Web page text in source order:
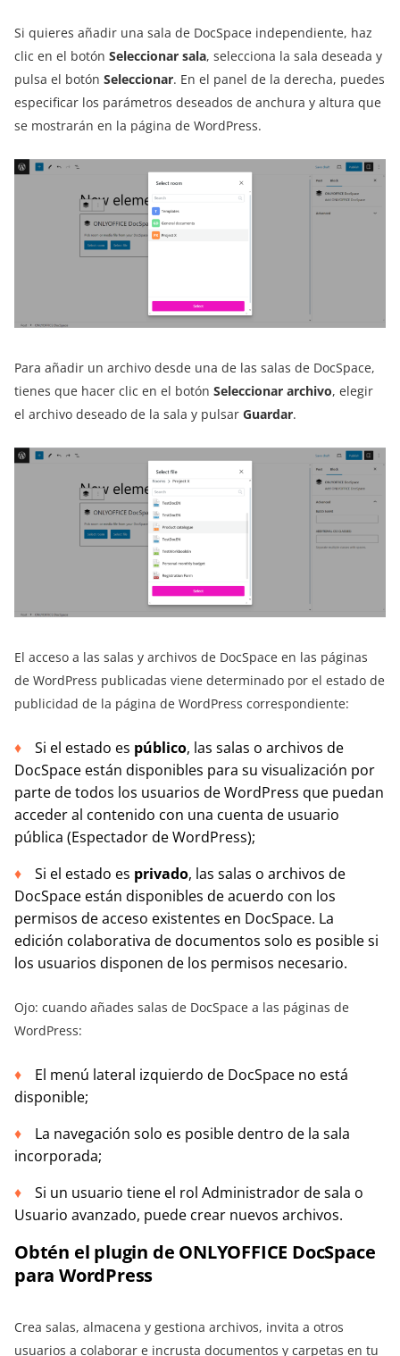
Si quieres añadir una sala de DocSpace independiente, haz
clic en el botón Seleccionar sala, selecciona la sala deseada y
pulsa el botón Seleccionar. En el panel de la derecha, puedes
especificar los parámetros deseados de anchura y altura que
se mostrarán en la página de WordPress.
Para añadir un archivo desde una de las salas de DocSpace,
tienes que hacer clic en el botón Seleccionar archivo, elegir
el archivo deseado de la sala y pulsar Guardar.
El acceso a las salas y archivos de DocSpace en las páginas
de WordPress publicadas viene determinado por el estado de
publicidad de la página de WordPress correspondiente:
Si el estado es público, las salas o archivos de
DocSpace están disponibles para su visualización por
parte de todos los usuarios de WordPress que puedan
acceder al contenido con una cuenta de usuario
pública (Espectador de WordPress);
Si el estado es privado, las salas o archivos de
DocSpace están disponibles de acuerdo con los
permisos de acceso existentes en DocSpace. La
edición colaborativa de documentos solo es posible si
los usuarios disponen de los permisos necesario.
Ojo: cuando añades salas de DocSpace a las páginas de
WordPress:
El menú lateral izquierdo de DocSpace no está
disponible;
La navegación solo es posible dentro de la sala
incorporada;
Si un usuario tiene el rol Administrador de sala o
Usuario avanzado, puede crear nuevos archivos.
Obtén el plugin de ONLYOFFICE DocSpace
para WordPress
Crea salas, almacena y gestiona archivos, invita a otros
usuarios a colaborar e incrusta documentos y carpetas en tu